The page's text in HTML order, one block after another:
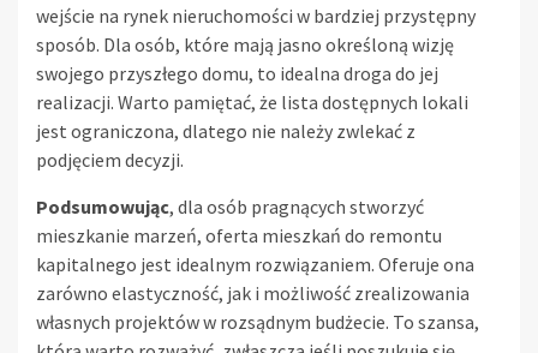
wejście na rynek nieruchomości w bardziej przystępny
sposób. Dla osób, które mają jasno określoną wizję
swojego przyszłego domu, to idealna droga do jej
realizacji. Warto pamiętać, że lista dostępnych lokali
jest ograniczona, dlatego nie należy zwlekać z
podjęciem decyzji.
Podsumowując, dla osób pragnących stworzyć
mieszkanie marzeń, oferta mieszkań do remontu
kapitalnego jest idealnym rozwiązaniem. Oferuje ona
zarówno elastyczność, jak i możliwość zrealizowania
własnych projektów w rozsądnym budżecie. To szansa,